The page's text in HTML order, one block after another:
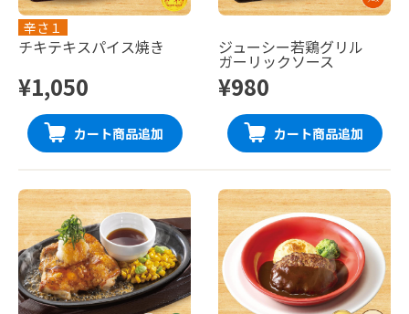
辛さ１
チキテキスパイス焼き
¥1,050
カート商品追加
ジューシー若鶏グリル
ガーリックソース
¥980
カート商品追加